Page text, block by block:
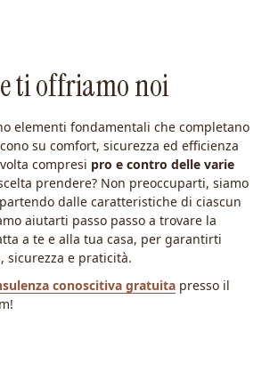
ti offriamo noi
elementi fondamentali che completano
su comfort, sicurezza ed efficienza
compresi pro e contro delle varie
prendere? Non preoccuparti, siamo
dalle caratteristiche di ciascun
aiutarti passo passo a trovare la
a te e alla tua casa, per garantirti
sicurezza e praticità.
conoscitiva gratuita presso il